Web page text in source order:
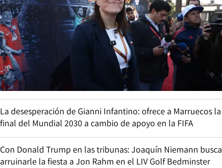
La desesperación de Gianni Infantino: ofrece a Marruecos la
final del Mundial 2030 a cambio de apoyo en la FIFA
Con Donald Trump en las tribunas: Joaquín Niemann busca
arruinarle la fiesta a Jon Rahm en el LIV Golf Bedminster